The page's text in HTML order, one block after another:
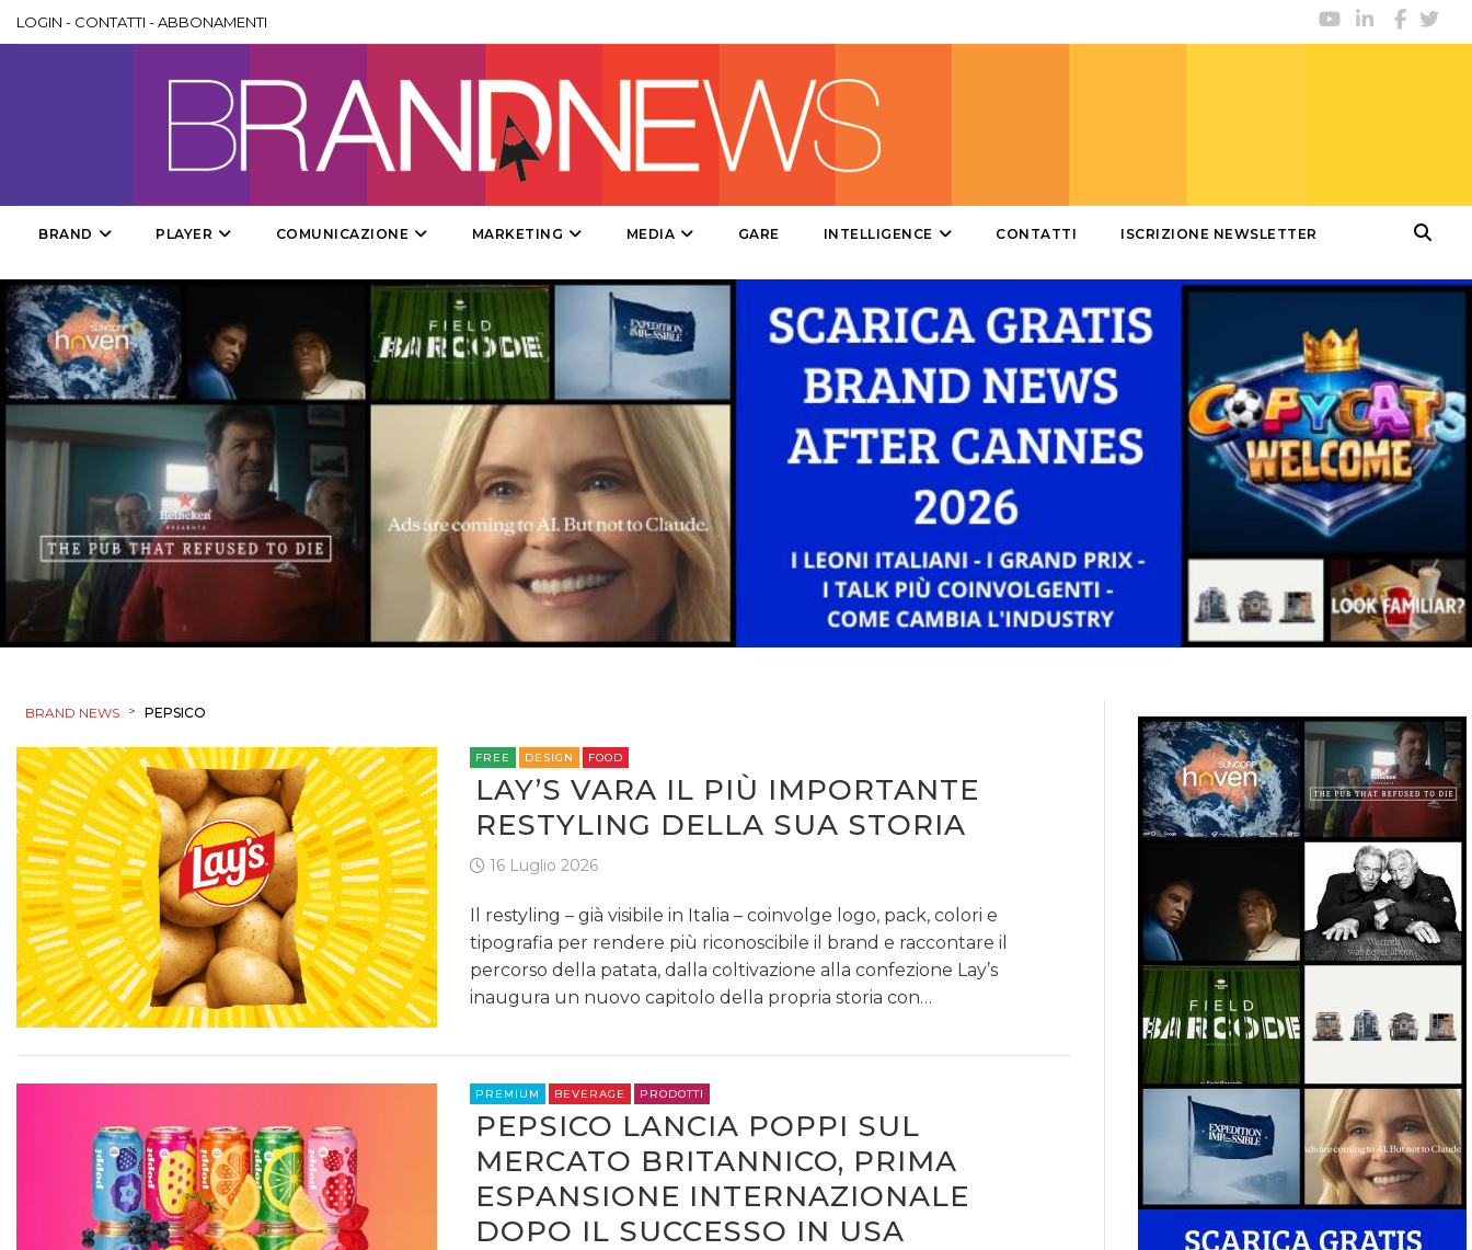
TV
DATI
RICERCHE
PREVISIONI/SCENARI
NORMATIVE
CASE HISTORY
OPINIONI
LOGIN - CONTATTI -ABBONAMENTI
BRAND PLAYER COMUNICAZIONE MARKETING MEDIA GARE INTELLIGENCE CONTATTI ISCRIZIONE NEWSLETTER
BRAND NEWS > PEPSICO
FREE DESIGN FOOD
LAY’S VARA IL PIÙ IMPORTANTE
RESTYLING DELLA SUA STORIA
16 Luglio 2026
Il restyling – già visibile in Italia – coinvolge logo, pack, colori e
tipografia per rendere più riconoscibile il brand e raccontare il
percorso della patata, dalla coltivazione alla confezione Lay’s
inaugura un nuovo capitolo della propria storia con…
PREMIUM BEVERAGE PRODOTTI
PEPSICO LANCIA POPPI SUL
MERCATO BRITANNICO, PRIMA
ESPANSIONE INTERNAZIONALE
DOPO IL SUCCESSO IN USA